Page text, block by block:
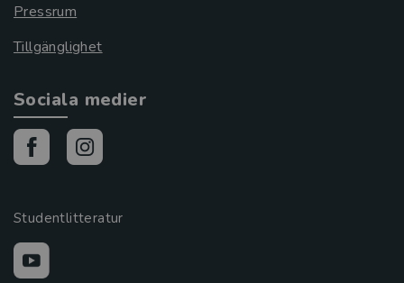
Pressrum
Tillgänglighet
Sociala medier
Studentlitteratur